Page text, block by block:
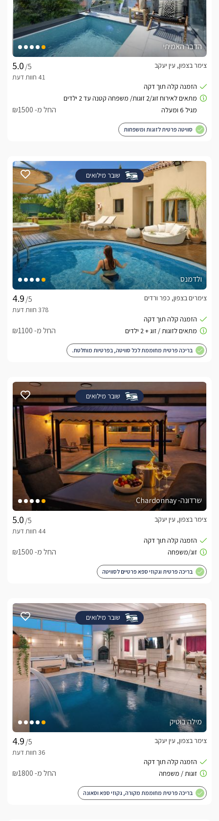
הדבר האמיתי
/5
צימר בצפון, עין יעקב
החל מ- ₪1500
סוויטה פרטית לזוגות ומשפחות
שובר מילואים
ולדמנס
/5
צימרים בצפון, כפר ורדים
החל מ- ₪1100
בריכה פרטית מחוממת לכל סוויטה, בפרטיות מוחלטת.
שובר מילואים
שרדונה- Chardonnay
/5
צימר בצפון, עין יעקב
החל מ- ₪1500
בריכה פרטית וגקוזי ספא פרטיים לסוויטה
שובר מילואים
מילה בוטיק
/5
צימר בצפון, עין יעקב
החל מ- ₪1800
בריכה פרטית מחוממת מקורה, גקוזי ספא וסאונה